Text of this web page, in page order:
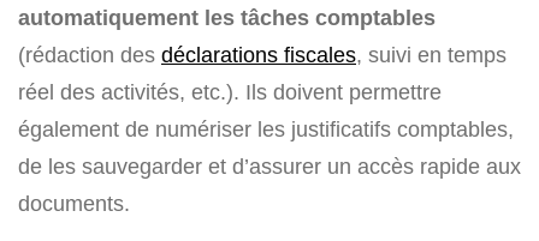
automatiquement les tâches comptables
(rédaction des déclarations fiscales, suivi en temps
réel des activités, etc.). Ils doivent permettre
également de numériser les justificatifs comptables,
de les sauvegarder et d’assurer un accès rapide aux
documents.